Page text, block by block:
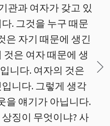
관과 여자가 갖고 있
. 그것을 누구 때문
은 자기 때문에 생긴
은 여자 때문에 생
니다. 여자의 것은
니다. 그렇게 생각
을 얘기가 아닙니다.
징이 무엇이냐? 사